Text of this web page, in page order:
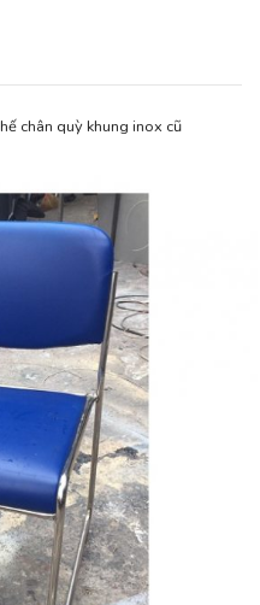
chân quỳ khung inox cũ